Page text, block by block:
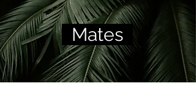
Mates